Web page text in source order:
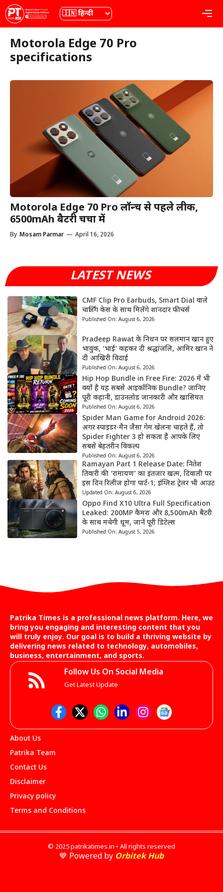
Skip
to
content
भाषा
Motorola Edge 70 Pro
specifications
Motorola Edge 70 Pro लॉन्च से पहले लीक,
6500mAh बैटरी चर्चा में
By Mosam Parmar — April 16, 2026
LATEST NEWS
CMF Clip Pro Earbuds, Smart Dial वाले
चार्जिंग केस के साथ मिलेंगे शानदार फीचर्स
Published On: August 6, 2026
Pradeep Rawat के निधन पर सलमान खान हुए
भावुक, ‘भाई’ कहकर दी श्रद्धांजलि, आमिर खान ने
दी आखिरी विदाई
Published On: August 6, 2026
Hip Hop Bundle in Free Fire: 2026 में भी
क्यों है यह सबसे आइकॉनिक Bundle? जानिए
पूरी कहानी, डाउनलोड जानकारी और खासियत
Published On: August 6, 2026
Spider Man Game for Android 2026:
अगर स्पाइडर-मैन जैसा गेम खेलना चाहते हैं, तो
Spider Fighter 3 हो सकता है आपके लिए
सबसे बेहतरीन विकल्प
Published On: August 6, 2026
Ramayan Part 1 Release Date: नितेश
तिवारी की ‘रामायण’ का इंतजार खत्म, दिवाली पर
इस दिन रिलीज होगा पार्ट-1; इंग्लिश ट्रेलर भी आउट
Updated On: August 6, 2026
Oppo Find X10 Ultra Full Specification
Leaked: 200MP कैमरा और 8,500mAh बैटरी
के साथ मचेगी धूम, जानें पूरी डिटेल्स
Published On: August 5, 2026
Patrika Times is a professional news platform. Here, we
bring you engaging and interesting content that you
will truly enjoy. Our goal is to build a thriving website by
delivering news related to technology, automobiles,
business, entertainment, and sports.
Follow Us On Social Media
Get Latest Update
About Us
Patrika Team
Contact Us
Disclaimer
Privacy policy
Terms and Conditions
© 2025 patrikatimes.in • All rights reserved
💙 Powered by Orbitek Hub